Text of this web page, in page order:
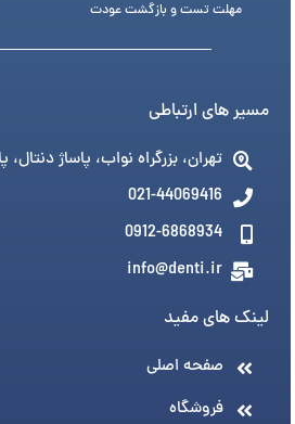
مهلت تست و بازگشت عودت
مسیر های ارتباطی
تهران، بزرگراه نواب، پاساژ دنتال،
021-44069416
0912-6868934
info@denti.ir
لینک های مفید
صفحه اصلی
فروشگاه